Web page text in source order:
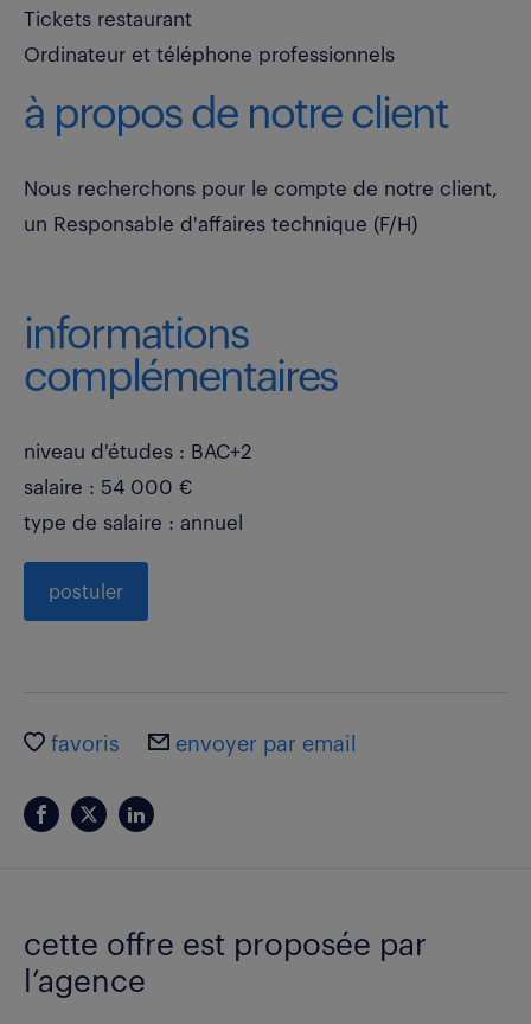
Tickets restaurant
Ordinateur et téléphone professionnels
à propos de notre client
Nous recherchons pour le compte de notre client,
un Responsable d'affaires technique (F/H)
informations
complémentaires
niveau d'études : BAC+2
salaire : 54 000 €
type de salaire : annuel
postuler
favoris envoyer par email
cette offre est proposée par
l’agence